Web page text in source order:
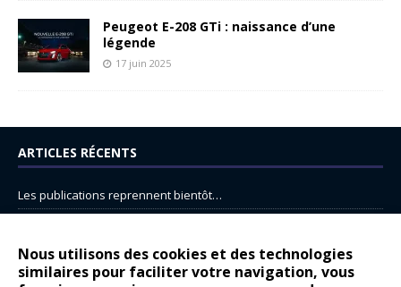
Nous utilisons des cookies et des technologies
similaires pour faciliter votre navigation, vous
Peugeot E-208 GTi : naissance d’une
légende
17 juin 2025
ARTICLES RÉCENTS
Les publications reprennent bientôt…
14 juillet : nouveau film de marque pour Citroën
Renault Espace : voyage, voyage…